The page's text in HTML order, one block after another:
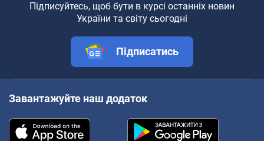
Підписуйтесь, щоб бути в курсі останніх новин
України та світу сьогодні
Підписатись
Завантажуйте наш додаток